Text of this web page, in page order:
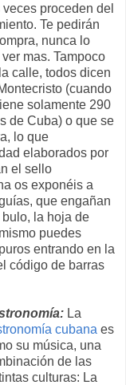
proceden del
Te pedirán
nunca lo
mas. Tampoco
calle, todos dicen
(cuando
solamente 290
de Cuba) o que se
lo que
elaborados por
el sello
os exponéis a
que engañan
la hoja de
puedes
entrando en la
código de barras
La
cubana es
su música, una
de las
culturas: La